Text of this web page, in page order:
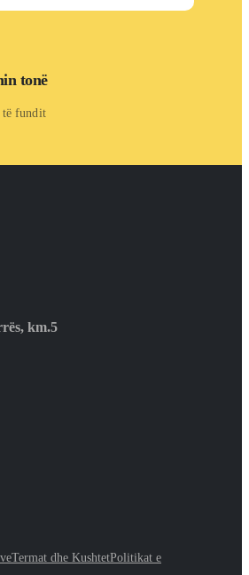
tonë
të fundit
km.5
Termat dhe KushtetPolitikat e